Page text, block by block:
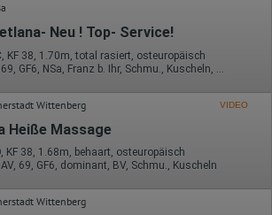
Die IP-Adresse der Nutzer wird von
Mitgliedstaaten der Europäischen Union
des Abkommens über den
gekürzt, dies bedeutet, dass alle
werden. Nur in Ausnahmefällen wird die
einen Server von Google in den USA
gekürzt. Die von dem Browser des Nutzers
wird nicht mit anderen Daten von Google
zum Besucherverhalten sind folgende:
Stadt)
Neu ! Top- Service!
KF 38, 1.70m, total rasiert, osteuropäisch
ZK, 69, GF6, NSa, Franz b. Ihr, Schmu., Kuscheln, Körperküs.
Wittenberg VIDEO
Heiße Massage
KF 38, 1.68m, behaart, osteuropäisch
AV, 69, GF6, dominant, BV, Schmu., Kuscheln
Wittenberg